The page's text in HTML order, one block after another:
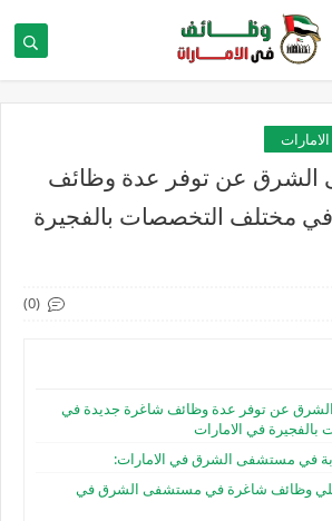
الشرق عن توفر عدة وظائف
مختلف التخصصات بالفجيرة
(0)
عن توفر عدة وظائف شاغرة جديدة في
في الامارات
في مستشفى الشرق في الامارات:
علي وظائف شاغرة في مستشفى الشرق في